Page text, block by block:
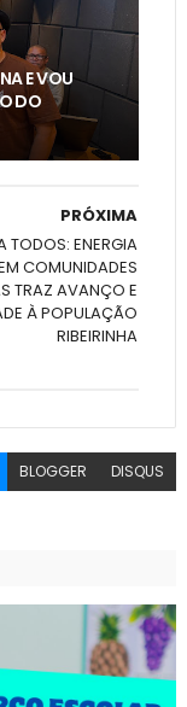
E VOU
DO
PRÓXIMA
TODOS: ENERGIA
COMUNIDADES
TRAZ AVANÇO E
À POPULAÇÃO
RIBEIRINHA
BLOGGER DISQUS